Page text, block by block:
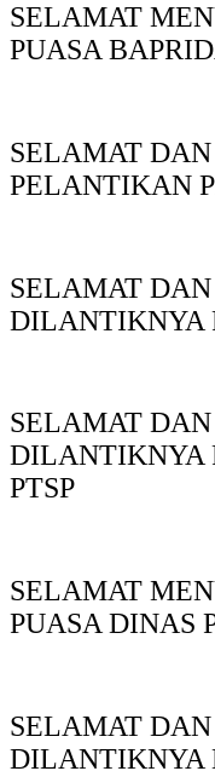
SELAMAT
PUASA
SELAMAT DAN
PELANTIKAN
SELAMAT DAN
DILANTIKNYA
SELAMAT DAN
DILANTIKNYA
PTSP
SELAMAT
PUASA DINAS
SELAMAT DAN
DILANTIKNYA